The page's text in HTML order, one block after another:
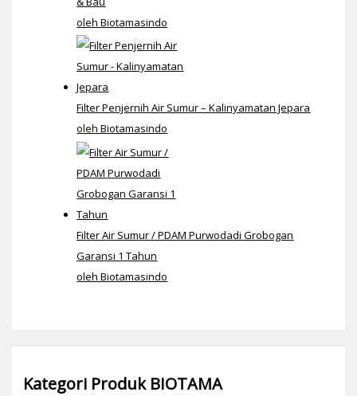
oleh Biotamasindo
Filter Penjernih Air Sumur – Kalinyamatan Jepara
oleh Biotamasindo
Filter Air Sumur / PDAM Purwodadi Grobogan
Garansi 1 Tahun
oleh Biotamasindo
Kategori Produk BIOTAMA